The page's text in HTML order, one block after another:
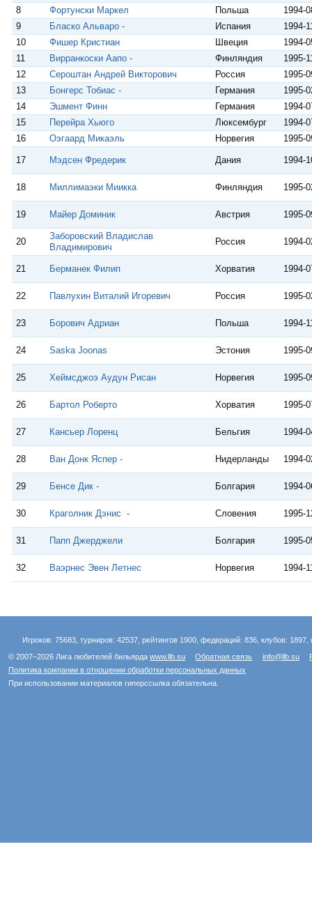
8
Фортунски Маркел Польша
1994-
9
Бласко Альваро - Испания
1994-
10
Фишер Кристиан Швеция
1994-
11
Вирранкоски Аапо - Финляндия
1995-
12
Сероштан Андрей Викторович Россия
1995-
13
Бонгерс Тобиас - Германия
1995-
14
Эшмент Финн Германия
1994-
15
Перейра Хьюго Люксембург
1994-
16
Оэгаард Микаэль Норвегия 1995-
17 Мэдсен Фредерик Дания 1994-
18 Миллимаэки Миикка Финляндия 1995-
19 Майер Доминик Австрия 1995-
20
Заборовский Владислав
Владимирович
Россия 1994-
21 Берманек Филип Хорватия 1994-
22 Павлухин Виталий Игоревич Россия 1995-
23 Борович Адриан Польша 1994-
24 Saska Joonas Эстония 1995-
25 Хеймсджоэ Аудун Рисан Норвегия 1995-
26 Бартол Роберто Хорватия 1995-
27 Кансьер Лоренц Бельгия 1994-
28 Ван Донк Яспер - Нидерланды 1994-
29 Бенсе Дик - Болгария 1994-
30 Краголник Дэнис - Словения 1995-
31 Папп Джерджели Болгария 1995-
32 Ваэрнес Эвен Летнес Норвегия 1994-
Игроков: 75683, турниров: 42537, рейтингов 1900, федераций: 836, клубов:
© 2007–2026 Лига любителей бильярдаwww.llb.su Обратная связь info@llb.su
Политика компании в отношении обработки персональных данных
При использовании материалов гиперссылка обязательна.